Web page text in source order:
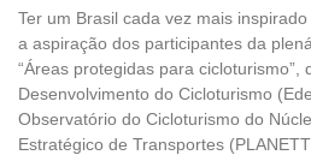
Ter um Brasil cada vez mais
a aspiração dos participantes da
“Áreas protegidas para cicloturismo”,
Desenvolvimento do Cicloturismo
Observatório do Cicloturismo do
Estratégico de Transportes